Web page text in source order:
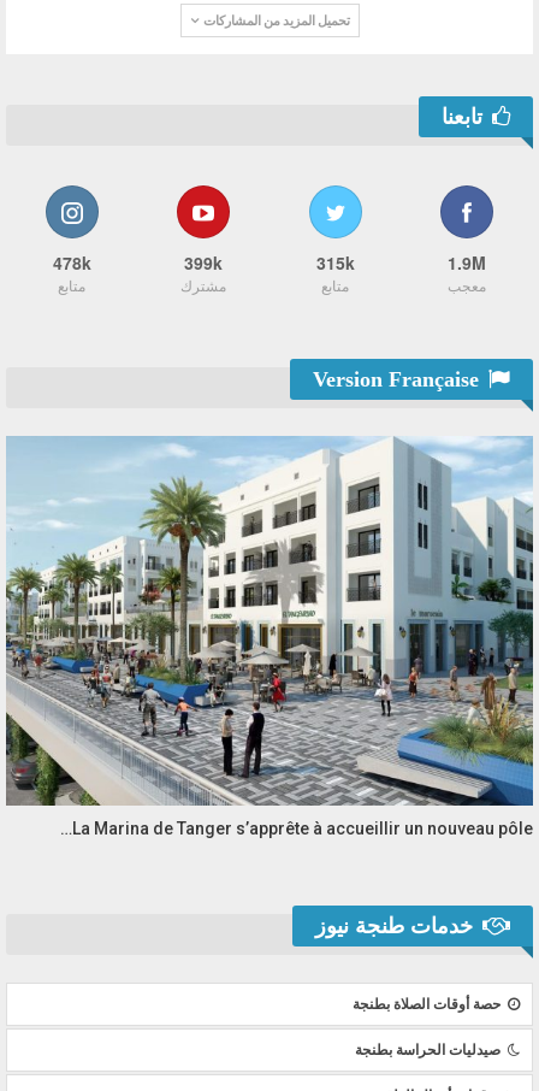
تحميل المزيد من المشاركات
تابعنا
1.9M
معجب
315k
متابع
399k
مشترك
478k
متابع
La Marina de Tanger s’apprête à accueillir un nouveau pôle…
خدمات طنجة نيوز
حصة أوقات الصلاة بطنجة
صيدليات الحراسة بطنجة